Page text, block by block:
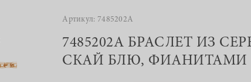
Артикул: 7485202А
7485202А БРАСЛЕТ ИЗ
СКАЙ БЛЮ, ФИАНИТАМИ